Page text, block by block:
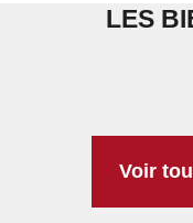
LES
Voir